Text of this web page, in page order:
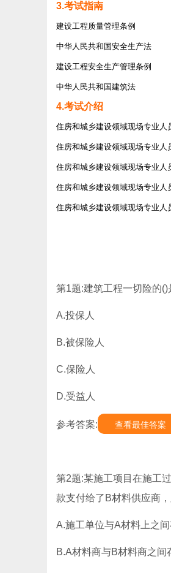
3.考试指南
建设工程质量管理条例
中华人民共和国安全生产法
建设工程安全生产管理条例
中华人民共和国建筑法
4.考试介绍
住房和城乡建设领域现场专业人
住房和城乡建设领域现场专业人
住房和城乡建设领域现场专业人
住房和城乡建设领域现场专业人
住房和城乡建设领域现场专业人
第1题:建筑工程一切险的
A.投保人
B.被保险人
C.保险人
D.受益人
参考答案: 查看最佳答案
第2题:某施工项目在施工
款支付给了B材料供应商
A.施工单位与A材料上之
B.A材料商与B材料商之间